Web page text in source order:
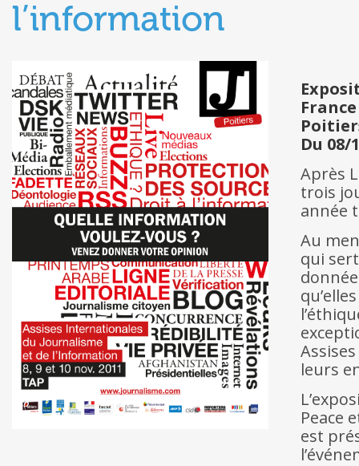
l’information
France
Du 08/
Après
trois
année
Au
qui
leurs
Peace
est